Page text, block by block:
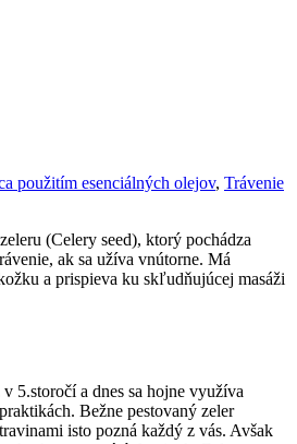
použitím esenciálných olejov, Trávenie
(Celery seed), ktorý pochádza
ak sa užíva vnútorne. Má
a prispieva ku skľudňujúcej masáži
5.storočí a dnes sa hojne využíva
Bežne pestovaný zeler
isto pozná každý z vás. Avšak